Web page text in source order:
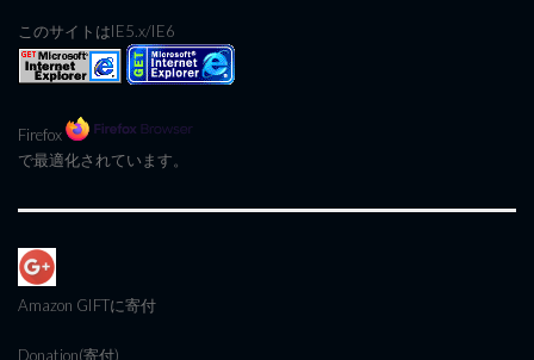
このサイトはIE5.x/IE6
Firefox
で最適化されています。
Amazon GIFTに寄付
Donation(寄付)